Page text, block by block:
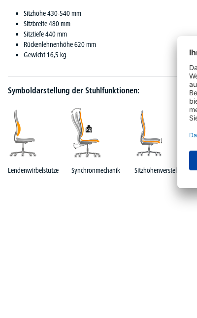
Sitzhöhe 430-540 mm
Sitzbreite 480 mm
Sitztiefe 440 mm
Rückenlehnenhöhe 620 mm
Gewicht 16,5 kg
Symboldarstellung der Stuhlfunktionen:
Lendenwirbelstütze Synchronmechanik Sitzhöhenverstellung